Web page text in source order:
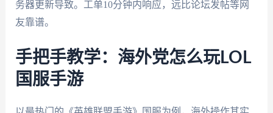
务器更新导致。工单10分钟内响应，远比论坛发帖等网
友靠谱。
手把手教学：海外党怎么玩LOL
国服手游